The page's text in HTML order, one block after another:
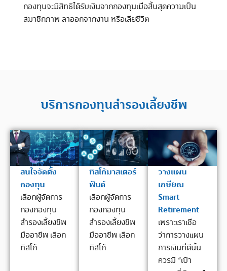
กองทุนจะมีสิทธิได้รับเงินจากกองทุนเมื่อสิ้นสุดความเป็น
สมาชิกภาพ ลาออกจากงาน หรือเสียชีวิต
บริการกองทุนสำรองเลี้ยงชีพ
สนใจจัดตั้ง
กองทุน
เลือกผู้จัดการ
กองกองทุน
สำรองเลี้ยงชีพ
มืออาชีพ เลือก
ทิสโก้
ทิสโก้มาสเตอร์
ฟันด์
เลือกผู้จัดการ
กองกองทุน
สำรองเลี้ยงชีพ
มืออาชีพ เลือก
ทิสโก้
วางแผน
เกษียณ
Smart
Retirement
เพราะเราเชื่อ
ว่าการวางแผน
การเงินที่ดีนั้น
ควรมี “เป้า